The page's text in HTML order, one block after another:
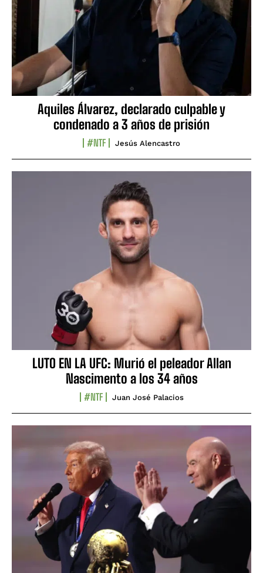
Aquiles Álvarez, declarado culpable y
condenado a 3 años de prisión
#NTF Jesús Alencastro
LUTO EN LA UFC: Murió el peleador Allan
Nascimento a los 34 años
#NTF Juan José Palacios